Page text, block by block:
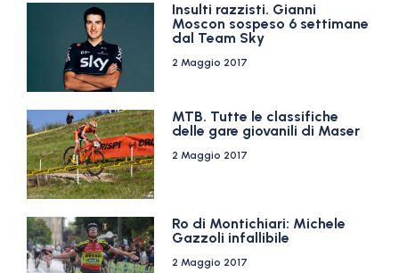
Insulti razzisti. Gianni
Moscon sospeso 6 settimane
dal Team Sky
2 Maggio 2017
MTB. Tutte le classifiche
delle gare giovanili di Maser
2 Maggio 2017
Ro di Montichiari: Michele
Gazzoli infallibile
2 Maggio 2017